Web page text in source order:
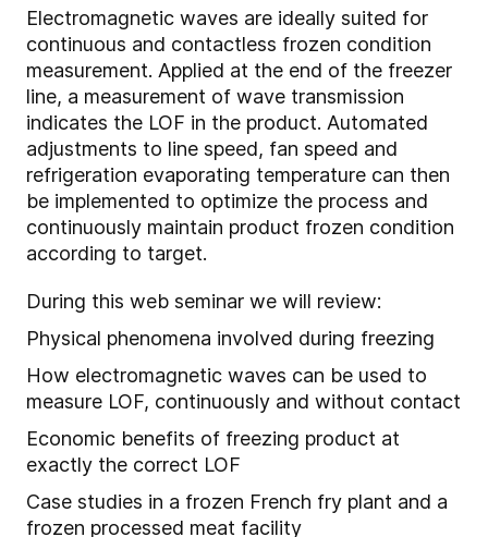
Electromagnetic waves are ideally suited for
continuous and contactless frozen condition
measurement. Applied at the end of the freezer
line, a measurement of wave transmission
indicates the LOF in the product. Automated
adjustments to line speed, fan speed and
refrigeration evaporating temperature can then
be implemented to optimize the process and
continuously maintain product frozen condition
according to target.
During this web seminar we will review:
Physical phenomena involved during freezing
How electromagnetic waves can be used to
measure LOF, continuously and without contact
Economic benefits of freezing product at
exactly the correct LOF
Case studies in a frozen French fry plant and a
frozen processed meat facility